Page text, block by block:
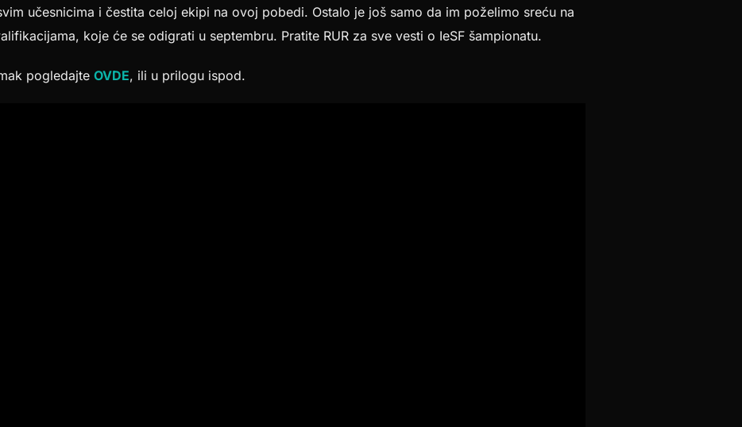
učesnicima i čestita celoj ekipi na ovoj pobedi. Ostalo je još samo da im poželimo sreću na
koje će se odigrati u septembru. Pratite RUR za sve vesti o IeSF šampionatu.
pogledajte OVDE, ili u prilogu ispod.